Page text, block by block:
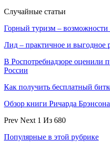
Случайные статьи
Горный туризм – возможности
Лид – практичное и выгодное
В Роспотребнадзоре оценили
России
Как получить бесплатный
Обзор книги Ричарда
Prev Next 1 Из 680
Популярные в этой рубрике